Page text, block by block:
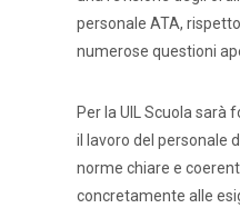
personale ATA,
numerose questioni
Per la UIL Scuola
il lavoro del personale
norme chiare e
concretamente alle